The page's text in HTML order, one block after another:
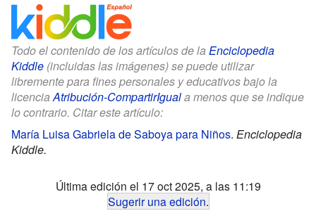
Todo el contenido de los artículos de la Enciclopedia
Kiddle (incluidas las imágenes) se puede utilizar
libremente para fines personales y educativos bajo la
licencia Atribución-CompartirIguala menos que se indique
lo contrario. Citar este artículo:
María Luisa Gabriela de Saboya para Niños. Enciclopedia
Kiddle.
Última edición el 17 oct 2025, a las 11:19
Sugerir una edición.